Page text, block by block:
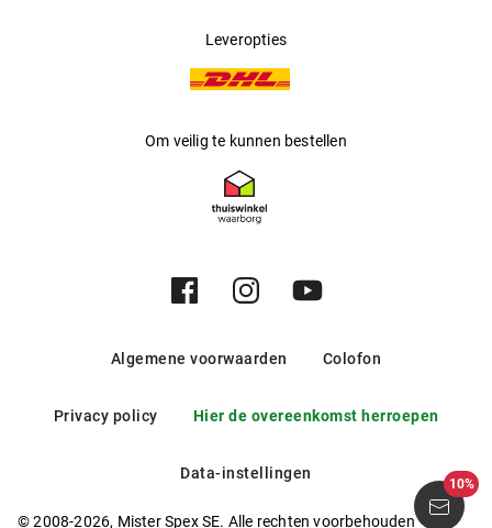
10%
Leveropties
Om veilig te kunnen bestellen
© 2008-2026, Mister Spex SE. Alle rechten voorbehouden
Algemene voorwaarden Colofon
Privacy policy Hier de overeenkomst herroepen
Data-instellingen